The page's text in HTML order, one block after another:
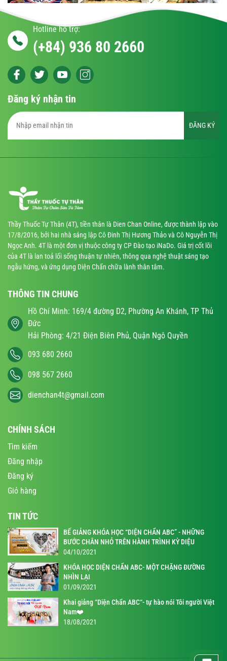
Hotline hỗ trợ:
(+84) 936 80 2660
Đăng ký nhận tin
ĐĂNG KÝ
Thầy Thuốc Tự Thân (4T), tiền thân là Dien Chan Online, được thành lập vào
17/8/2016, bởi hai nhà sáng lập Cô Đinh Thị Hương Thảo và Cô Nguyễn Thị
Ngọc Anh. 4T là một đơn vị thuộc công ty CP Đào tạo iNaDo. Giá trị cốt lõi
của 4T là lan toả lối sống thuận tự nhiên, thông qua nghệ thuật sáng tạo
ngẫu hứng, và ứng dụng Diện Chẩn chữa lành thân tâm.
THÔNG TIN CHUNG
Hồ Chí Minh: 169/4 đường D2, Phường An Khánh, TP Thủ
Đức
Hải Phòng: 4/21 Điện Biên Phủ, Quận Ngô Quyền
093 680 2660
098 567 2660
dienchan4t@gmail.com
CHÍNH SÁCH
Tìm kiếm
Đăng nhập
Đăng ký
Giỏ hàng
TIN TỨC
BẾ GIẢNG KHÓA HỌC “DIỆN CHẨN ABC” - NHỮNG
BƯỚC CHÂN NHỎ TRÊN HÀNH TRÌNH KỲ DIỆU
04/10/2021
KHÓA HỌC DIỆN CHẨN ABC- MỘT CHẶNG ĐƯỜNG
NHÌN LẠI
01/09/2021
Khai giảng “Diện Chẩn ABC“- tự hào nói Tôi người Việt
Nam❤️
18/08/2021